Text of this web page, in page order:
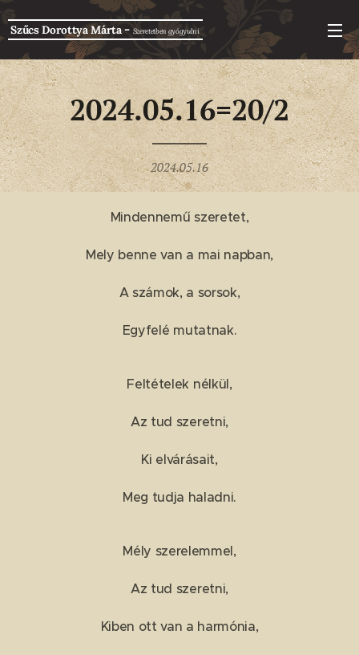
Szűcs Dorottya Márta-Szeretetben gyógyulni
2024.05.16=20/2
2024.05.16
Mindennemű szeretet,
Mely benne van a mai napban,
A számok, a sorsok,
Egyfelé mutatnak.
Feltételek nélkül,
Az tud szeretni,
Ki elvárásait,
Meg tudja haladni.
Mély szerelemmel,
Az tud szeretni,
Kiben ott van a harmónia,